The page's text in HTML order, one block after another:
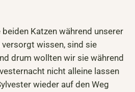
Katzen während unserer
wissen, sind sie
drum wollten wir sie während
nicht alleine lassen
wieder auf den Weg